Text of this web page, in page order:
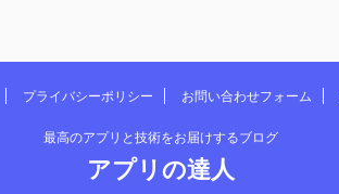
プライバシーポリシー お問い合わせフォーム
最高のアプリと技術をお届けするブログ
アプリの達人